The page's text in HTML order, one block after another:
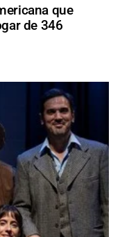
que
de 346